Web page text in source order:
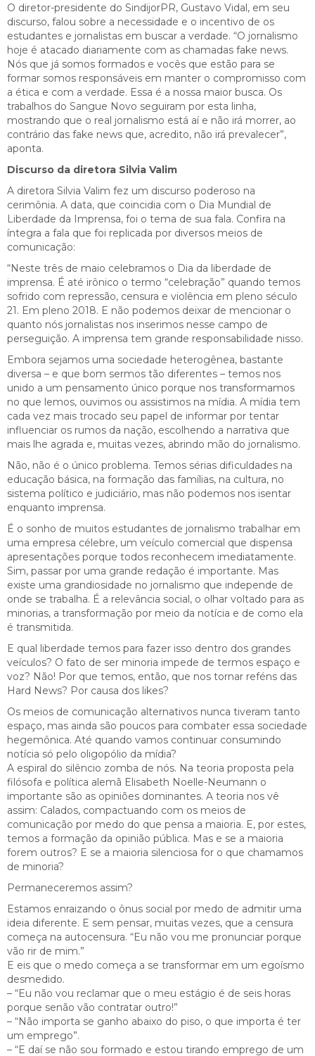
O diretor-presidente do SindijorPR, Gustavo Vidal, em seu
discurso, falou sobre a necessidade e o incentivo de os
estudantes e jornalistas em buscar a verdade. “O jornalismo
hoje é atacado diariamente com as chamadas fake news.
Nós que já somos formados e vocês que estão para se
formar somos responsáveis em manter o compromisso com
a ética e com a verdade. Essa é a nossa maior busca. Os
trabalhos do Sangue Novo seguiram por esta linha,
mostrando que o real jornalismo está aí e não irá morrer, ao
contrário das fake news que, acredito, não irá prevalecer”,
aponta.
Discurso da diretora Silvia Valim
A diretora Silvia Valim fez um discurso poderoso na
cerimônia. A data, que coincidia com o Dia Mundial de
Liberdade da Imprensa, foi o tema de sua fala. Confira na
íntegra a fala que foi replicada por diversos meios de
comunicação:
“Neste três de maio celebramos o Dia da liberdade de
imprensa. É até irônico o termo “celebração” quando temos
sofrido com repressão, censura e violência em pleno século
21. Em pleno 2018. E não podemos deixar de mencionar o
quanto nós jornalistas nos inserimos nesse campo de
perseguição. A imprensa tem grande responsabilidade nisso.
Embora sejamos uma sociedade heterogênea, bastante
diversa – e que bom sermos tão diferentes – temos nos
unido a um pensamento único porque nos transformamos
no que lemos, ouvimos ou assistimos na mídia. A mídia tem
cada vez mais trocado seu papel de informar por tentar
influenciar os rumos da nação, escolhendo a narrativa que
mais lhe agrada e, muitas vezes, abrindo mão do jornalismo.
Não, não é o único problema. Temos sérias dificuldades na
educação básica, na formação das famílias, na cultura, no
sistema político e judiciário, mas não podemos nos isentar
enquanto imprensa.
É o sonho de muitos estudantes de jornalismo trabalhar em
uma empresa célebre, um veículo comercial que dispensa
apresentações porque todos reconhecem imediatamente.
Sim, passar por uma grande redação é importante. Mas
existe uma grandiosidade no jornalismo que independe de
onde se trabalha. É a relevância social, o olhar voltado para as
minorias, a transformação por meio da notícia e de como ela
é transmitida.
E qual liberdade temos para fazer isso dentro dos grandes
veículos? O fato de ser minoria impede de termos espaço e
voz? Não! Por que temos, então, que nos tornar reféns das
Hard News? Por causa dos likes?
Os meios de comunicação alternativos nunca tiveram tanto
espaço, mas ainda são poucos para combater essa sociedade
hegemônica. Até quando vamos continuar consumindo
notícia só pelo oligopólio da mídia?
A espiral do silêncio zomba de nós. Na teoria proposta pela
filósofa e política alemã Elisabeth Noelle-Neumann o
importante são as opiniões dominantes. A teoria nos vê
assim: Calados, compactuando com os meios de
comunicação por medo do que pensa a maioria. E, por estes,
temos a formação da opinião pública. Mas e se a maioria
forem outros? E se a maioria silenciosa for o que chamamos
de minoria?
Permaneceremos assim?
Estamos enraizando o ônus social por medo de admitir uma
ideia diferente. E sem pensar, muitas vezes, que a censura
começa na autocensura. “Eu não vou me pronunciar porque
vão rir de mim.”
E eis que o medo começa a se transformar em um egoísmo
desmedido.
– “Eu não vou reclamar que o meu estágio é de seis horas
porque senão vão contratar outro!”
– “Não importa se ganho abaixo do piso, o que importa é ter
um emprego”.
– “E daí se não sou formado e estou tirando emprego de um